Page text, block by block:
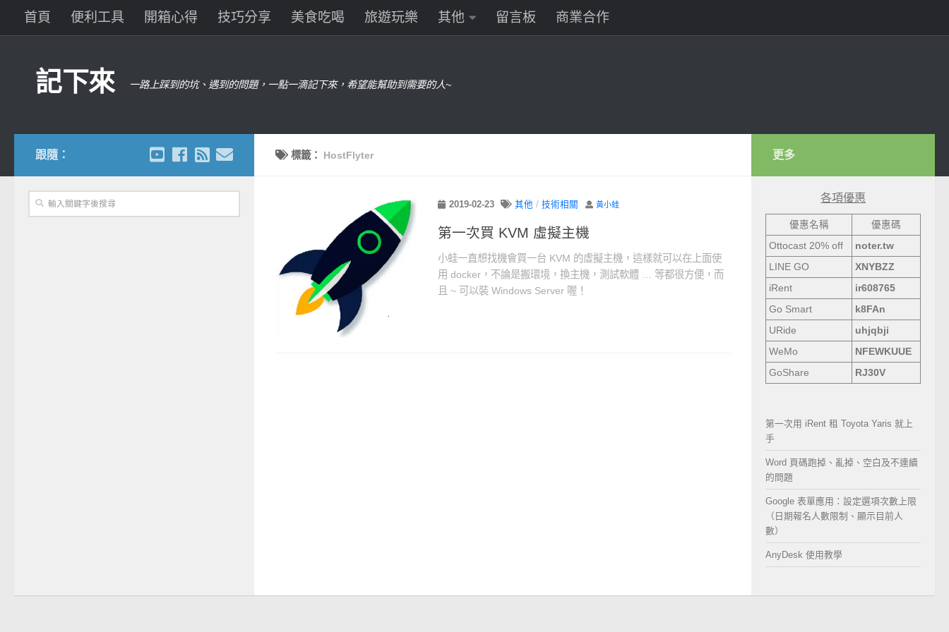
首頁 便利工具 開箱心得 技巧分享 美食吃喝 旅遊玩樂 其他 留言板 商業合作
記下來 一路上踩到的坑、遇到的問題，一點一滴記下來，希望能幫助到需要的人~
標籤： HostFlyter
2019-02-23 其他 / 技術相關 黃小蛙
第一次買 KVM 虛擬主機
小蛙一直想找機會買一台 KVM 的虛擬主機，這樣就可以在上面使
用 docker，不論是搬環境，換主機，測試軟體 … 等都很方便，而
且 ~ 可以裝 Windows Server 喔！
跟隨： 更多
各項優惠
優惠名稱
優惠碼
Ottocast 20% off
noter.tw
LINE GO
XNYBZZ
iRent
ir608765
Go Smart
k8FAn
URide
uhjqbji
WeMo
NFEWKUUE
GoShare
RJ30V
第一次用 iRent 租 Toyota Yaris 就上
手
Word 頁碼跑掉、亂掉、空白及不連續
的問題
Google 表單應用：設定選項次數上限
（日期報名人數限制、顯示目前人
數）
AnyDesk 使用教學